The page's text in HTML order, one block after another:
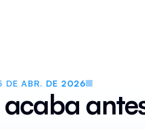
DE ABR. DE 2026